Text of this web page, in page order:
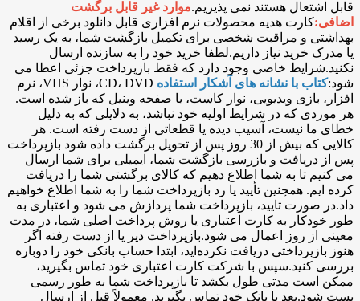
قابل اشتعال هستند نمی پذیریم.موارد غیر قابل برگشت
اضافی:کارت هدیه محصولات نرم افزاری قابل دانلود برخی از اقلام
بهداشتی و مراقبت شخصی برای تکمیل بازگشت شما، به یک رسید
یا مدرک خرید نیاز داریم.لطفا خرید خود را به سازنده ارسال
نکنید.شرایط خاصی وجود دارد که فقط بازپرداخت جزئی اعطا می
شود:کتاب با نشانه های آشکار استفاده
CD، DVD، نوار VHS، نرم
افزار، بازی ویدیویی، نوار کاست، یا صفحه وینیل که باز شده است.
هر موردی که در شرایط اولیه خود نباشد، به دلایلی که به دلیل
خطای ما نیست، آسیب دیده یا قطعاتی از دست رفته است. هر
کالایی که بیش از 30 روز پس از تحویل برگشت داده شود بازپرداخت
پس از دریافت و بازرسی بازگشت شما، ایمیلی برای شما ارسال
می کنیم تا به شما اطلاع دهیم که کالای برگشتی شما را دریافت
کرده ایم. همچنین تأیید یا رد بازپرداخت شما را به شما اطلاع خواهیم
داد.در صورت تایید، بازپرداخت شما پردازش می شود و اعتباری به
طور خودکار به کارت اعتباری یا روش پرداخت اصلی شما، در مدت
معینی از روز اعمال می شود.بازپرداخت دیر یا از دست رفته اگر
هنوز بازپرداختی دریافت نکرده‌اید، ابتدا حساب بانکی خود را دوباره
بررسی کنید.سپس با شرکت کارت اعتباری خود تماس بگیرید،
ممکن است مدتی طول بکشد تا بازپرداخت شما به طور رسمی
پست شود.بعد با بانک خود تماس بگیرید. معمولاً قبل از ارسال